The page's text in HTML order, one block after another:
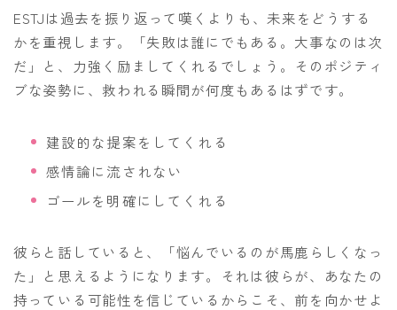
ESTJは過去を振り返って嘆くよりも、未来をどうする
かを重視します。「失敗は誰にでもある。大事なのは次
だ」と、力強く励ましてくれるでしょう。そのポジティ
ブな姿勢に、救われる瞬間が何度もあるはずです。
建設的な提案をしてくれる
感情論に流されない
ゴールを明確にしてくれる
彼らと話していると、「悩んでいるのが馬鹿らしくなっ
た」と思えるようになります。それは彼らが、あなたの
持っている可能性を信じているからこそ、前を向かせよ